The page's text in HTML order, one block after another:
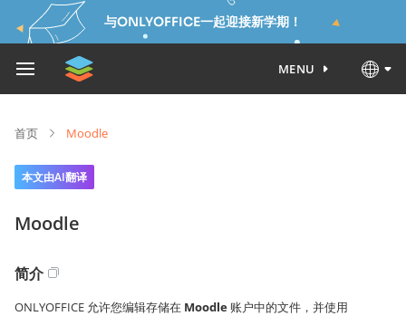
与ONLYOFFICE一起迎接新学期！
MENU
首页 Moodle
本文由AI翻译
Moodle
简介
ONLYOFFICE 允许您编辑存储在 Moodle 账户中的文件，并使用